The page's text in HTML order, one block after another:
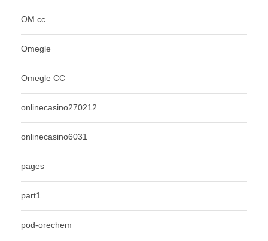
OM cc
Omegle
Omegle CC
onlinecasino270212
onlinecasino6031
pages
part1
pod-orechem